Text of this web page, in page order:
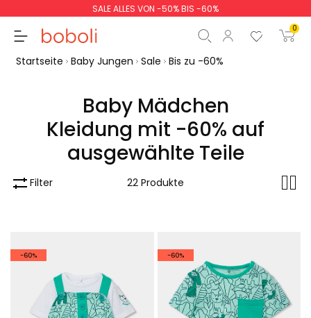
SALE ALLES VON -50% BIS -60%
0
Zwischensumme
Gesamtbetrag
Start der Bestellung
Startseite Baby Jungen Sale Bis zu -60%
Baby Mädchen
Kleidung mit -60% auf
ausgewählte Teile
Filter 22 Produkte
-60% -60%